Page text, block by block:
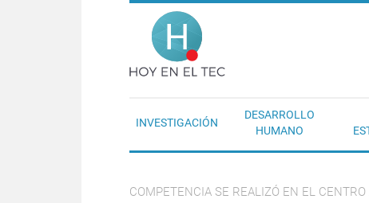
Pasar al contenido principal
INVESTIGACIÓN
DESARROLLO
HUMANO
COMPETENCIA SE REALIZÓ EN EL